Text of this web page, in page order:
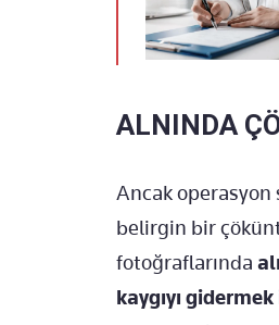
ALNINDA
Ancak operasyon
belirgin bir
fotoğraflarında
kaygıyı